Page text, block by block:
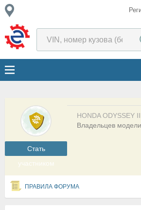
Cтать
участником
HONDA ODYSSEY
Владельцев
ПРАВИЛА ФОРУМА